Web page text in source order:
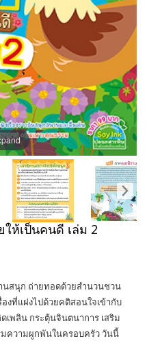
ห้เป็นคนดี เล่ม 2
นสนุก ถ่ายทอดด้วยสำนวนชวน
งที่แฝงไปด้วยคติสอนใจเข้ากับ
พลิน กระตุ้นจินตนาการ เสริม
มความผูกพันในครอบครัว วันนี้